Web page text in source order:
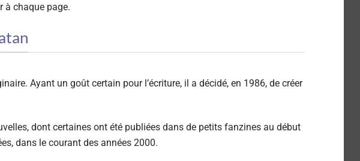
à chaque page.
Ayant un goût certain pour l’écriture, il a décidé, en 1986, de créer
dont certaines ont été publiées dans de petits fanzines au début
dans le courant des années 2000.